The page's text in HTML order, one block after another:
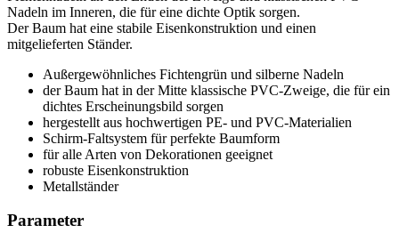
Nadeln im Inneren, die für eine dichte Optik sorgen.
Der Baum hat eine stabile Eisenkonstruktion und einen
mitgelieferten Ständer.
Außergewöhnliches Fichtengrün und silberne Nadeln
der Baum hat in der Mitte klassische PVC-Zweige, die für ein
dichtes Erscheinungsbild sorgen
hergestellt aus hochwertigen PE- und PVC-Materialien
Schirm-Faltsystem für perfekte Baumform
für alle Arten von Dekorationen geeignet
robuste Eisenkonstruktion
Metallständer
Parameter